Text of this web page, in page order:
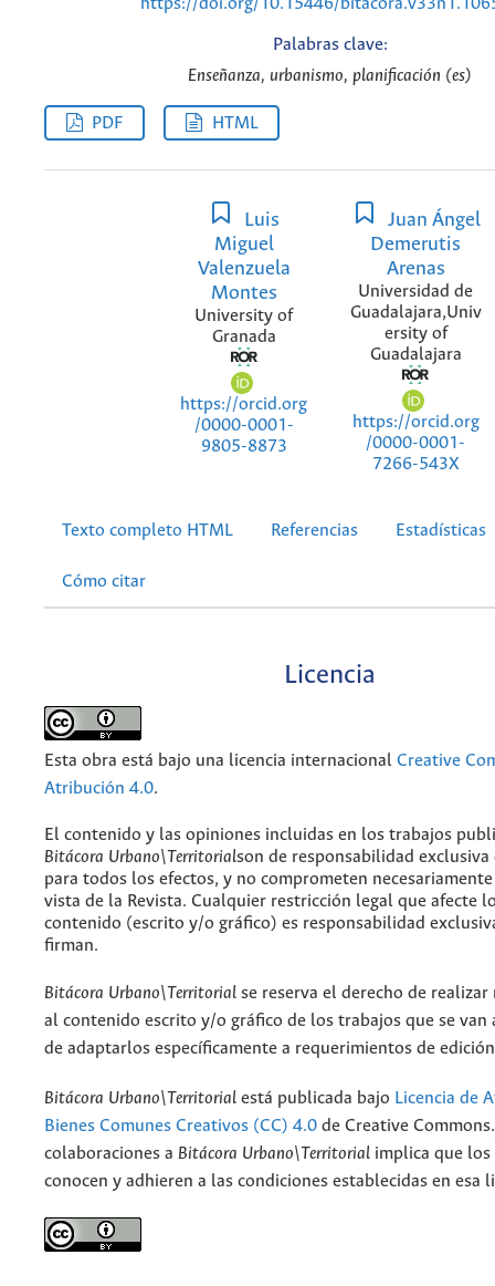
https://doi.org/10.15446/
Palabras clave:
Enseñanza, urbanismo, planificación (es)
PDF HTML
Luis
Miguel
Valenzuela
Montes
University of
Granada
https://orcid.org
/0000-0001-
9805-8873
Juan Ángel
Demerutis
Arenas
Universidad de
Guadalajara,Univ
ersity of
Guadalajara
https://orcid.org
/0000-0001-
7266-543X
Texto completo HTML Referencias Estadísticas
Cómo citar
Licencia
Esta obra está bajo una licencia internacional Creative
Atribución 4.0.
El contenido y las opiniones incluidas en los trabajos
Bitácora Urbano\Territorialson de responsabilidad exclusiva
para todos los efectos, y no comprometen
vista de la Revista. Cualquier restricción legal que afecte
contenido (escrito y/o gráfico) es responsabilidad
firman.
Bitácora Urbano\Territorial se reserva el derecho de realizar
al contenido escrito y/o gráfico de los trabajos que se van
de adaptarlos específicamente a requerimientos de
Bitácora Urbano\Territorial está publicada bajo Licencia de
Bienes Comunes Creativos (CC) 4.0 de Creative
colaboraciones a Bitácora Urbano\Territorial implica que los
conocen y adhieren a las condiciones establecidas en esa